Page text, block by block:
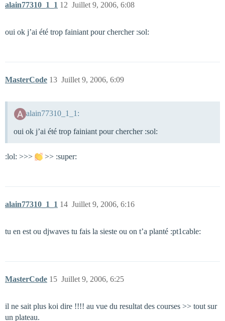
alain77310_1_1 Juillet 9, 2006, 6:08
12
oui ok j’ai été trop fainiant pour chercher :sol:
MasterCode Juillet 9, 2006, 6:09
13
alain77310_1_1:
oui ok j’ai été trop fainiant pour chercher :sol:
:lol: >>> >> :super:
alain77310_1_1 Juillet 9, 2006, 6:16
14
tu en est ou djwaves tu fais la sieste ou on t’a planté :pt1cable:
MasterCode Juillet 9, 2006, 6:25
15
il ne sait plus koi dire !!!! au vue du resultat des courses >> tout sur
un plateau.